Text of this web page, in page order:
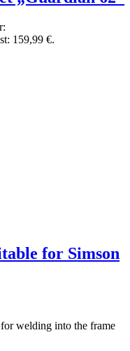
159,99 €.
for Simson
welding into the frame